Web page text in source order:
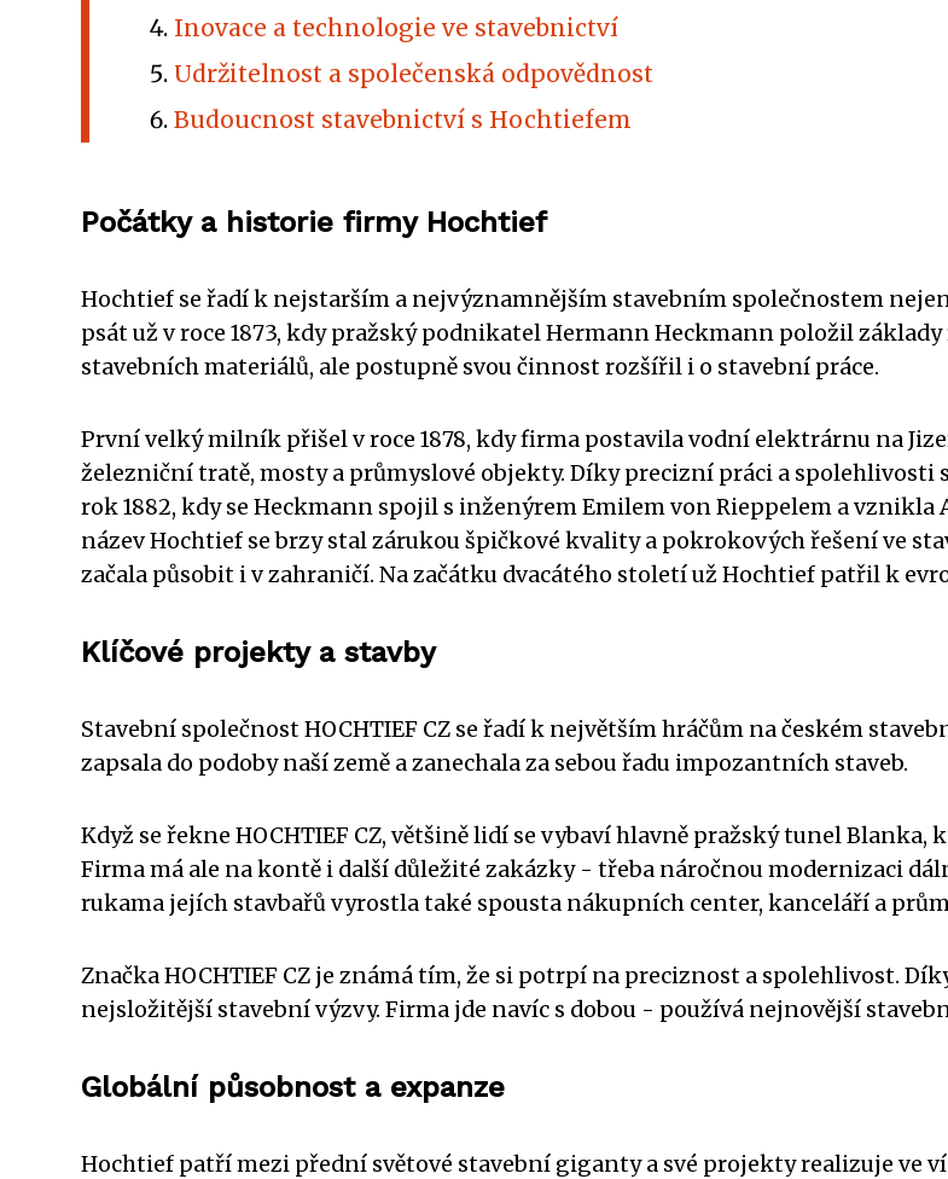
Inovace a technologie ve stavebnictví
Udržitelnost a společenská odpovědnost
Budoucnost stavebnictví s Hochtiefem
Počátky a historie firmy Hochtief
Hochtief se řadí k nejstarším a nejvýznamnějším stavebním společnostem nejen
psát už v roce 1873, kdy pražský podnikatel Hermann Heckmann položil
stavebních materiálů, ale postupně svou činnost rozšířil i o stavební práce.
První velký milník přišel v roce 1878, kdy firma postavila vodní elektrárnu na
železniční tratě, mosty a průmyslové objekty. Díky precizní práci a spolehlivosti
rok 1882, kdy se Heckmann spojil s inženýrem Emilem von Rieppelem a
název Hochtief se brzy stal zárukou špičkové kvality a pokrokových řešení ve
začala působit i v zahraničí. Na začátku dvacátého století už Hochtief patřil k
Klíčové projekty a stavby
Stavební společnost HOCHTIEF CZ se řadí k největším hráčům na českém
zapsala do podoby naší země a zanechala za sebou řadu impozantních staveb.
Když se řekne HOCHTIEF CZ, většině lidí se vybaví hlavně pražský tunel
Firma má ale na kontě i další důležité zakázky - třeba náročnou modernizaci
rukama jejích stavbařů vyrostla také spousta nákupních center, kanceláří a
Značka HOCHTIEF CZ je známá tím, že si potrpí na preciznost a spolehlivost.
nejsložitější stavební výzvy. Firma jde navíc s dobou - používá nejnovější
Globální působnost a expanze
Hochtief patří mezi přední světové stavební giganty a své projekty realizuje ve